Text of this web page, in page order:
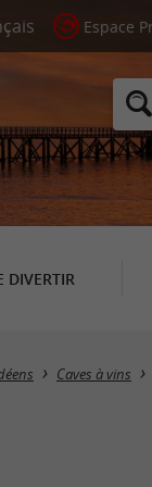
Espace
DIVERTIR
Caves à vins